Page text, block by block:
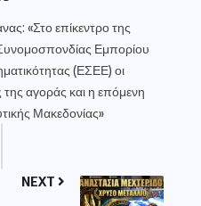
«Στο επίκεντρο της
Εμπορίου
(ΕΣΕΕ) οι
αγοράς και η επόμενη
Μακεδονίας»
NEXT